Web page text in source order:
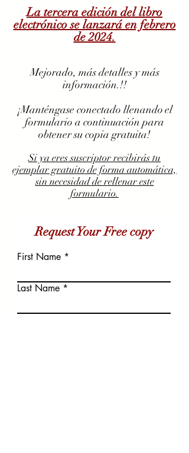
La tercera edición del libro
electrónico se lanzará en febrero
de 2024.
Mejorado, más detalles y más
información.!!
¡Manténgase conectado llenandoel
formulario a continuación para
obtener su copia gratuita!
Si ya eres suscriptor recibirás tu
ejemplar gratuito de forma automática,
sin necesidad de rellenar este
formulario.
Request Your Free copy
First Name
Last Name